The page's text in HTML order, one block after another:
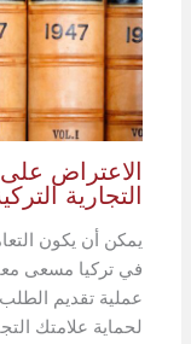
الاعتراض
التجارية
يمكن أن يكون
في تركيا مسعى
لحماية علامتك